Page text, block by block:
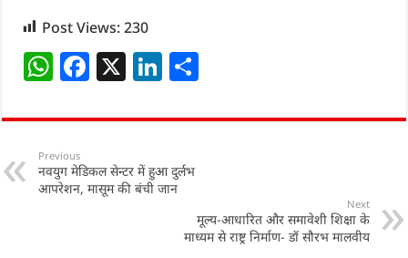
Post Views:230
W
at
s
A
F
c
b
X Li
k
dI
ar
Previous
नवयुग मेडिकल सेन्टर में हुआ दुर्लभ
आपरेशन, मासूम की बंची जान
Next
मूल्य-आधारित और समावेशी शिक्षा के
माध्यम से राष्ट्र निर्माण- डॉ सौरभ मालवीय